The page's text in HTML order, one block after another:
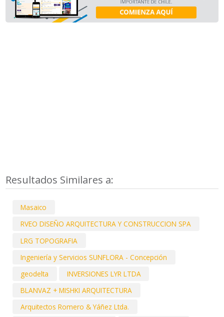
Resultados Similares a:
Masaico
RVEO DISEÑO ARQUITECTURA Y CONSTRUCCION SPA
LRG TOPOGRAFIA
Ingeniería y Servicios SUNFLORA - Concepción
geodelta
INVERSIONES LYR LTDA
BLANVAZ + MISHKI ARQUITECTURA
Arquitectos Romero & Yáñez Ltda.